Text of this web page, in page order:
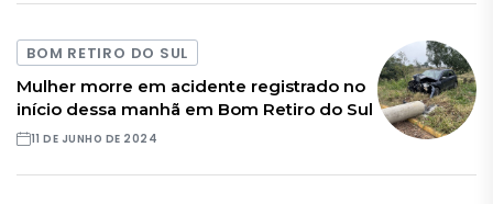
BOM RETIRO DO SUL
Mulher morre em acidente registrado no
início dessa manhã em Bom Retiro do Sul
11 DE JUNHO DE 2024